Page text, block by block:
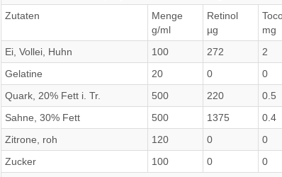
Zutaten
Menge
g/ml
Retinol
µg
mg
Ei, Vollei, Huhn
100 272 2
Gelatine
20 0 0
Quark, 20% Fett i. Tr.
500 220 0.5
Sahne, 30% Fett
500 1375 0.4
Zitrone, roh
120 0 0
Zucker
100 0 0